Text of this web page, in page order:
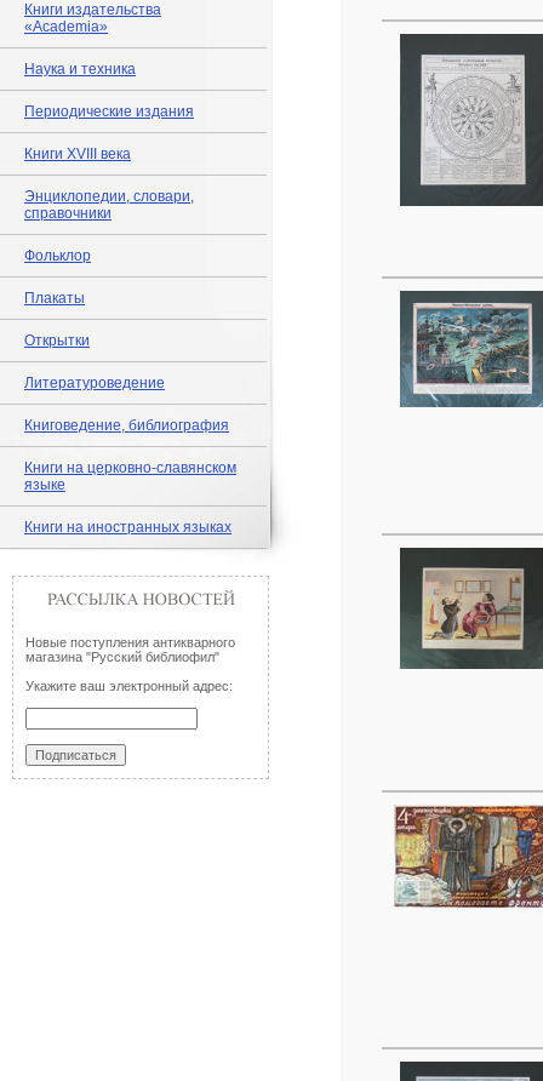
Книги издательства
«Academia»
Наука и техника
Периодические издания
Книги XVIII века
Энциклопедии, словари,
справочники
Фольклор
Плакаты
Открытки
Литературоведение
Книговедение, библиография
Книги на церковно-славянском
языке
Книги на иностранных языках
Новые поступления антикварного
магазина "Русский библиофил"
Укажите ваш электронный адрес: